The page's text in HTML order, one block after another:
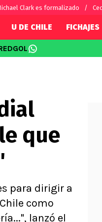
Clark es formalizado
Premier League
Serie A
U DE CHILE FICHAJES
que
para dirigir a
como
lanzó el